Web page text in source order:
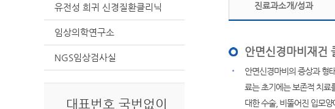
유전성 희귀 신경질환클리닉
임상의학연구소
NGS임상검사실
대표번호 국번없이
진료과소개/성과
안면신경마비재건
안면신경마비의 증상과 형
료는 초기에는 보존적 치료
대한 수술, 비뚤어진 입모